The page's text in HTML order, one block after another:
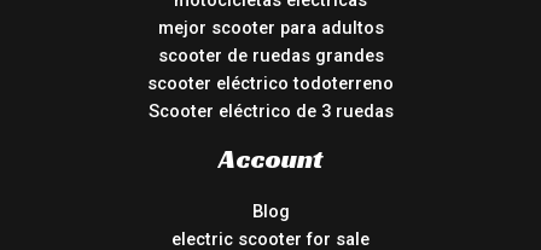
mejor scooter para adultos
scooter de ruedas grandes
scooter eléctrico todoterreno
Scooter eléctrico de 3 ruedas
Account
Blog
electric scooter for sale